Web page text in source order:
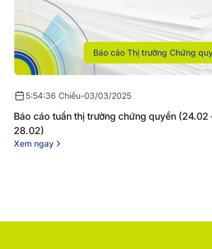
Báo cáo Thị trường Chứng
5:54:36 Chiều-03/03/2025
Báo cáo tuần thị trường chứng quyền (24.02
28.02)
Xem ngay